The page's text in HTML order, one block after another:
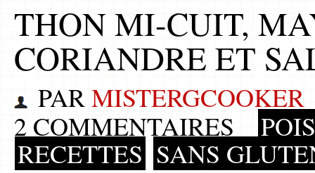
THON MI-CUIT,
CORIANDRE ET
PARMISTERGCOOKER
2 COMMENTAIRES
RECETTES SANS